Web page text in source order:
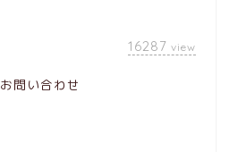
16287 view
お問い合わせ